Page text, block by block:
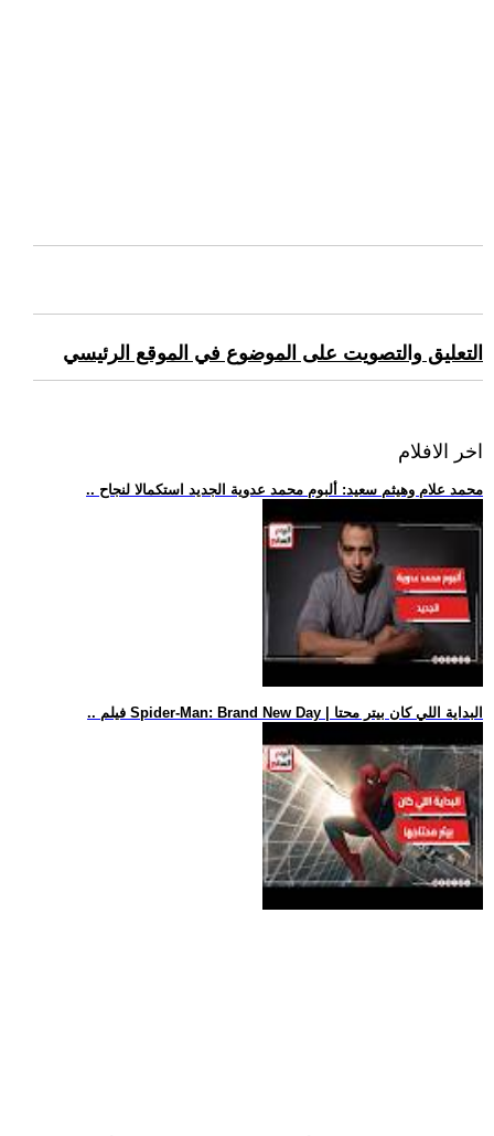
التعليق والتصويت على الموضوع في الموقع الرئيسي
اخر الافلام
.. محمد علام وهيثم سعيد: ألبوم محمد عدوية الجديد استكمالا لنجاح
.. فيلم Spider-Man: Brand New Day | البداية اللي كان بيتر محتا